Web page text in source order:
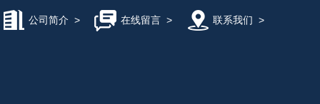
公司简介 > 在线留言> 联系我们 >